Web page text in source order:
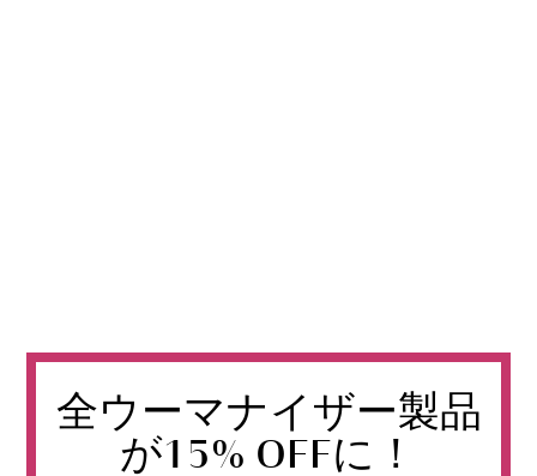
全ウーマナイザー製品
が15% OFFに！